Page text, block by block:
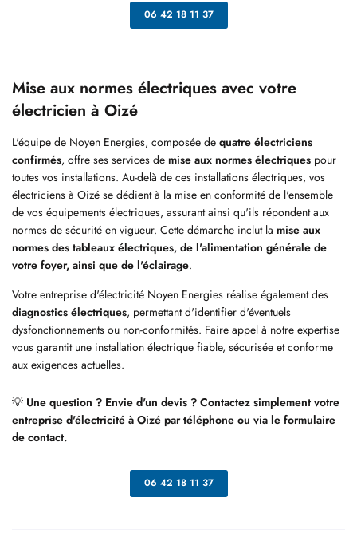
06 42 18 11 37
Mise aux normes électriques avec votre
électricien à Oizé
L'équipe de Noyen Energies, composée de quatre électriciens
confirmés, offre ses services de mise aux normes électriques pour
toutes vos installations. Au-delà de ces installations électriques, vos
électriciens à Oizé se dédient à la mise en conformité de l'ensemble
de vos équipements électriques, assurant ainsi qu'ils répondent aux
normes de sécurité en vigueur. Cette démarche inclut la mise aux
normes des tableaux électriques, de l'alimentation générale de
votre foyer, ainsi que de l'éclairage.
Votre entreprise d'électricité Noyen Energies réalise également des
diagnostics électriques, permettant d'identifier d'éventuels
dysfonctionnements ou non-conformités. Faire appel à notre expertise
vous garantit une installation électrique fiable, sécurisée et conforme
aux exigences actuelles.
💡 Une question ? Envie d'un devis ? Contactez simplement votre
entreprise d'électricité à Oizé par téléphone ou via le formulaire
de contact.
06 42 18 11 37